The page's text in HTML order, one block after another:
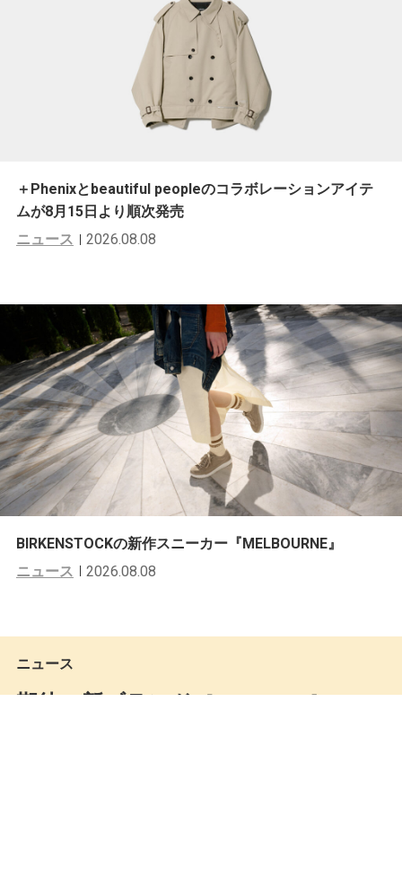
＋Phenixとbeautiful peopleのコラボレーションアイテ
ムが8月15日より順次発売
ニュース
2026.08.08
BIRKENSTOCKの新作スニーカー『MELBOURNE』
ニュース
2026.08.08
ニュース
期待の新ブランド［AURALEE］の20